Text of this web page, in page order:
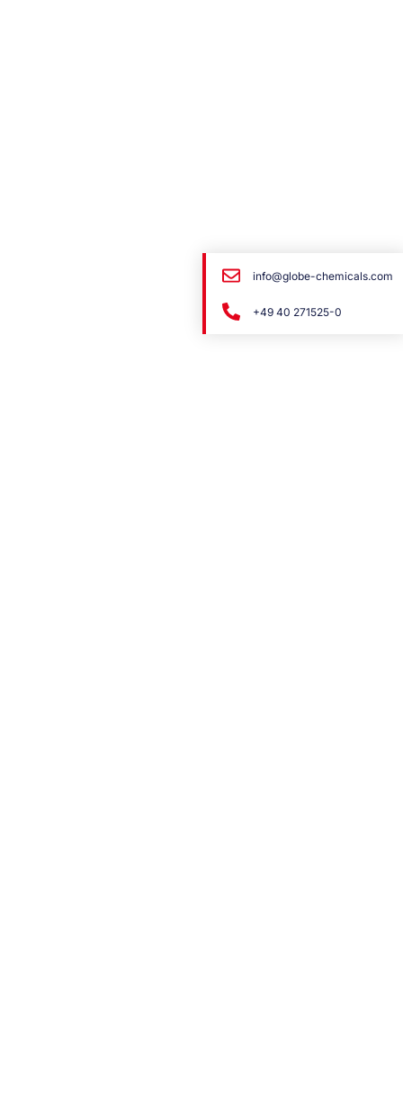
info@globe-chemicals.com
+49 40 271525-0